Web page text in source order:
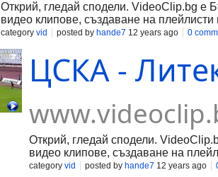
Открий, гледай сподели. VideoClip.bg е
видео клипове, създаване на плейлисти
category vid posted by hande7 12 years ago 0
ЦСКА -
Открий, гледай сподели.
видео клипове, създаване на
category vid posted by hande7 12 years ago